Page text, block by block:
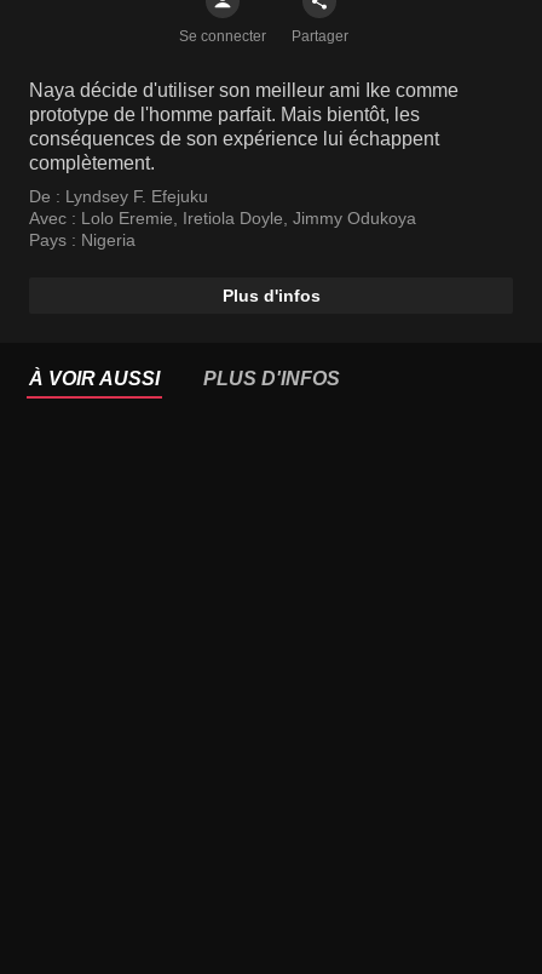
Se connecter Partager
Naya décide d'utiliser son meilleur ami Ike comme
prototype de l'homme parfait. Mais bientôt, les
conséquences de son expérience lui échappent
complètement.
De : Lyndsey F. Efejuku
Avec : Lolo Eremie Iretiola Doyle Jimmy Odukoya
Pays : Nigeria
Plus d'infos
À VOIR AUSSI PLUS D'INFOS